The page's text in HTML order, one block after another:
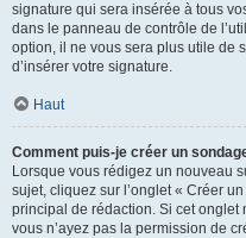
signature qui sera insérée à tous
dans le panneau de contrôle de
option, il ne vous sera plus utile de
d’insérer votre signature.
Haut
Comment puis-je créer un
Lorsque vous rédigez un nouveau
sujet, cliquez sur l’onglet « Créer
principal de rédaction. Si cet onglet
vous n’ayez pas la permission de